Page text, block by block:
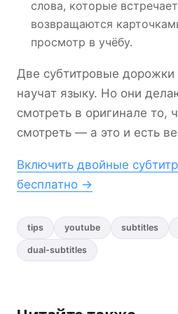
слова, которые
возвращаются
просмотр в учёбу.
Две субтитровые дорожки
научат языку. Но они
смотреть в оригинале то,
смотреть — а это и есть
Включить двойные
бесплатно →
tips youtube subtitles
dual-subtitles